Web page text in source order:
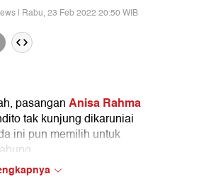
| Rabu, 23 Feb 2022 20:50 WIB
pasanganAnisa Rahma
tak kunjung dikaruniai
ini pun memilih untuk